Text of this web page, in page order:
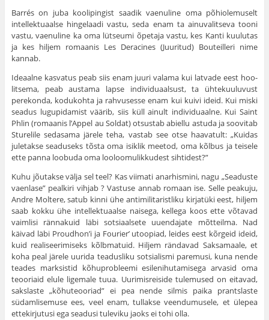
Barrés on juba koolipingist saadik vaenuline oma põhiolemuselt
intellektuaalse hingelaadi vastu, seda enam ta ainuvalitseva tooni
vastu, vaenuline ka oma lütseumi õpetaja vastu, kes Kanti kuulutas
ja kes hil­jem romaanis Les Deracines (Juuritud) Bouteilleri nime
kannab.
Ideaalne kasvatus peab siis enam juuri valama kui latvade eest hoo­
litsema, peab austama lapse individuaalsust, ta ühtekuuluvust
perekonda, kodukohta ja rahvusesse enam kui kuivi ideid. Kui miski
seadus lugupida­mist väärib, siis küll ainult individuaalne. Kui Saint
Phlin (romaanis l’Appel au Soldat) otsustab abiellu astuda ja soovitab
Sturelile sedasama järele teha, vastab see otse haavatult: „Kuidas
juletakse seaduseks tõsta oma isiklik meetod, oma kõlbus ja teisele
ette panna loobuda oma looloomulikkudest sihtidest?”
Kuhu jõutakse välja sel teel? Kas viimati anarhismini, nagu „Seaduste
vaenlase” pealkiri vihjab ? Vastuse annab romaan ise. Selle peakuju,
Andre Moltere, satub kinni ühe antimilitaristliku kirjatüki eest, hiljem
saab kokku ühe intellektuaalse naisega, kellega koos ette võtavad
vaimlisi rännakuid läbi sotsiaalsete uuendajate mõtteilma. Nad
käivad läbi Proudhon’i ja Fourier’ utoopiad, leides eest kõrgeid ideid,
kuid reali­seerimiseks kõlbmatuid. Hiljem rändavad Saksamaale, et
koha peal järele uurida teadusliku sotsialismi paremusi, kuna nende
teades mark­sistid kõhuprobleemi esilenihutamisega arvasid oma
teooriaid elule ligemale tuua. Uurimisreiside tulemused on eitavad,
sakslaste „kõhuteooriad” ei pea nende silmis paika prantslaste
südamlisemuse ees, veel enam, tullakse veendumusele, et ülepea
ettekirjutusi ega seadusi tuleviku jaoks ei tohi olla.